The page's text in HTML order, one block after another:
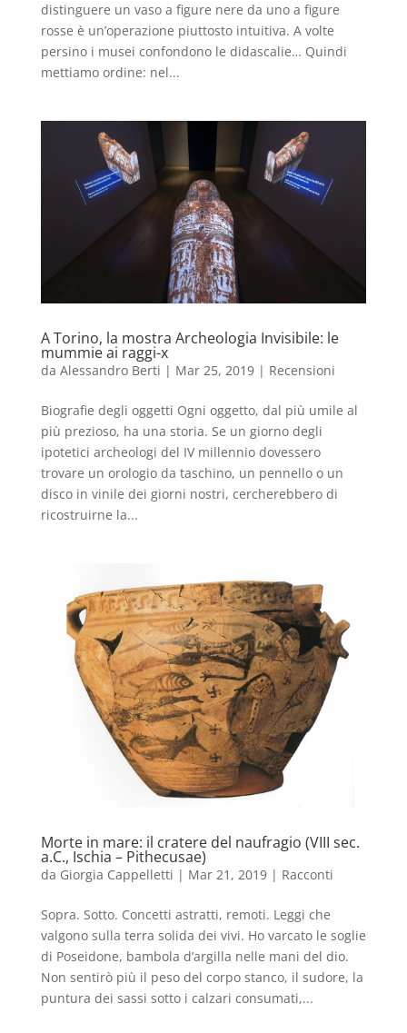
distinguere un vaso a figure nere da uno a figure
rosse è un’operazione piuttosto intuitiva. A volte
persino i musei confondono le didascalie… Quindi
mettiamo ordine: nel...
A Torino, la mostra Archeologia Invisibile: le
mummie ai raggi-x
da Alessandro Berti | Mar 25, 2019| Recensioni
Biografie degli oggetti Ogni oggetto, dal più umile al
più prezioso, ha una storia. Se un giorno degli
ipotetici archeologi del IV millennio dovessero
trovare un orologio da taschino, un pennello o un
disco in vinile dei giorni nostri, cercherebbero di
ricostruirne la...
Morte in mare: il cratere del naufragio (VIII sec.
a.C., Ischia – Pithecusae)
da Giorgia Cappelletti | Mar 21, 2019| Racconti
Sopra. Sotto. Concetti astratti, remoti. Leggi che
valgono sulla terra solida dei vivi. Ho varcato le soglie
di Poseidone, bambola d’argilla nelle mani del dio.
Non sentirò più il peso del corpo stanco, il sudore, la
puntura dei sassi sotto i calzari consumati,...